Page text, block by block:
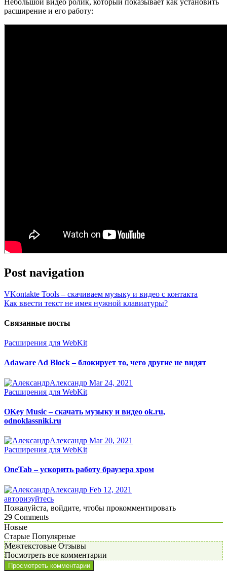
расширение и его работу:
Post navigation
VKontakte Tools – скачиваем музыку и видео с контакта
Как ввести текст не имея нужной клавиатуры?
Связанные посты
Расширения для WebKit
Adaware Ad Block – блокирует то, чего другие не видят
Александр Mar 24, 2021
Расширения для WebKit
OKey Music – скачать музыку и видео ok.ru,
odnoklassniki.ru
Александр Mar 20, 2021
Расширения для WebKit
OneTab – ускорить работу браузера хром
Александр Feb 12, 2021
авторизуйтесь
Пожалуйста, войдите, чтобы прокомментировать
29 Comments
Новые
Старые Популярные
Межтекстовые Отзывы
Посмотреть все комментарии
Просмотреть комментарии